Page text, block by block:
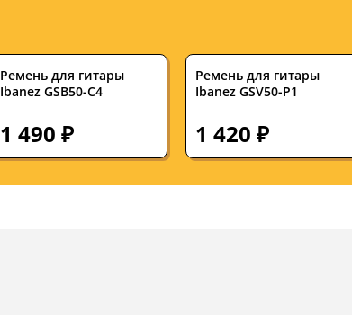
Ремень для гитары
Ibanez GSB50-C4
1 490 ₽
Ремень для гитары
Ibanez GSV50-P1
1 420 ₽